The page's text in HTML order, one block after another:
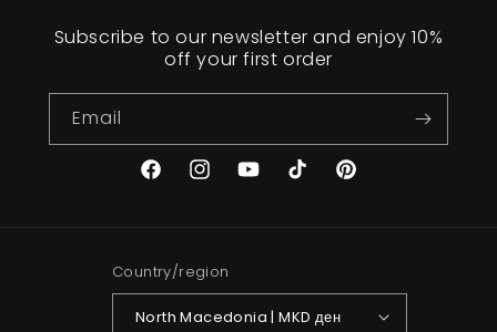
Subscribe to our newsletter and enjoy 10%
off your first order
Email
FacebookInstagramYouTubeTikTok Pinterest
Country/region
North Macedonia | MKD ден